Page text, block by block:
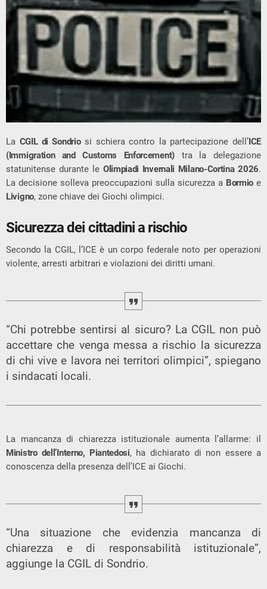
La CGIL di Sondriosi schiera contro la partecipazione dell’ICE
(Immigration and Customs Enforcement)tra la delegazione
statunitense durante le Olimpiadi Invernali Milano-Cortina 2026.
La decisione solleva preoccupazioni sulla sicurezza a Bormio e
Livigno, zone chiave dei Giochi olimpici.
Sicurezza dei cittadini a rischio
Secondo la CGIL, l’ICE è un corpo federale noto per operazioni
violente, arresti arbitrari e violazioni dei diritti umani.
“Chi potrebbe sentirsi al sicuro? La CGIL non può
accettare che venga messa a rischio la sicurezza
di chi vive e lavora nei territori olimpici”, spiegano
i sindacati locali.
La mancanza di chiarezza istituzionale aumenta l’allarme: il
Ministro dell’Interno, Piantedosi, ha dichiarato di non essere a
conoscenza della presenza dell’ICE ai Giochi.
“Una situazione che evidenzia mancanza di
chiarezza e di responsabilità istituzionale”,
aggiunge la CGIL di Sondrio.